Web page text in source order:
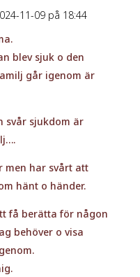
11-09 på 18:44
blev sjuk o den
går igenom är
svår sjukdom är
men har svårt att
hänt o händer.
få berätta för någon
behöver o visa